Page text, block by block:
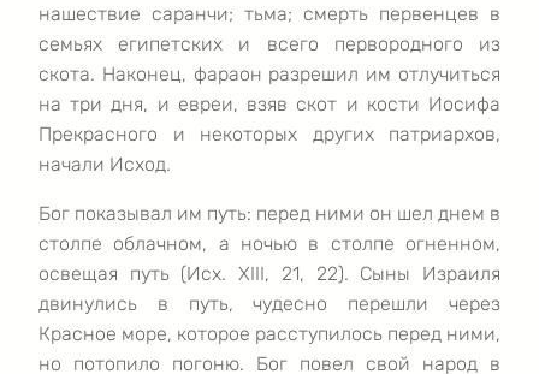
нашествие саранчи; тьма; смерть первенцев в
семьях египетских и всего первородного из
скота. Наконец, фараон разрешил им отлучиться
на три дня, и евреи, взяв скот и кости Иосифа
Прекрасного и некоторых других патриархов,
начали Исход.
Бог показывал им путь: перед ними он шел днем в
столпе облачном, а ночью в столпе огненном,
освещая путь (Исх. ХIII, 21, 22). Сыны Израиля
двинулись в путь, чудесно перешли через
Красное море, которое расступилось перед ними,
но потопило погоню. Бог повел свой народ в